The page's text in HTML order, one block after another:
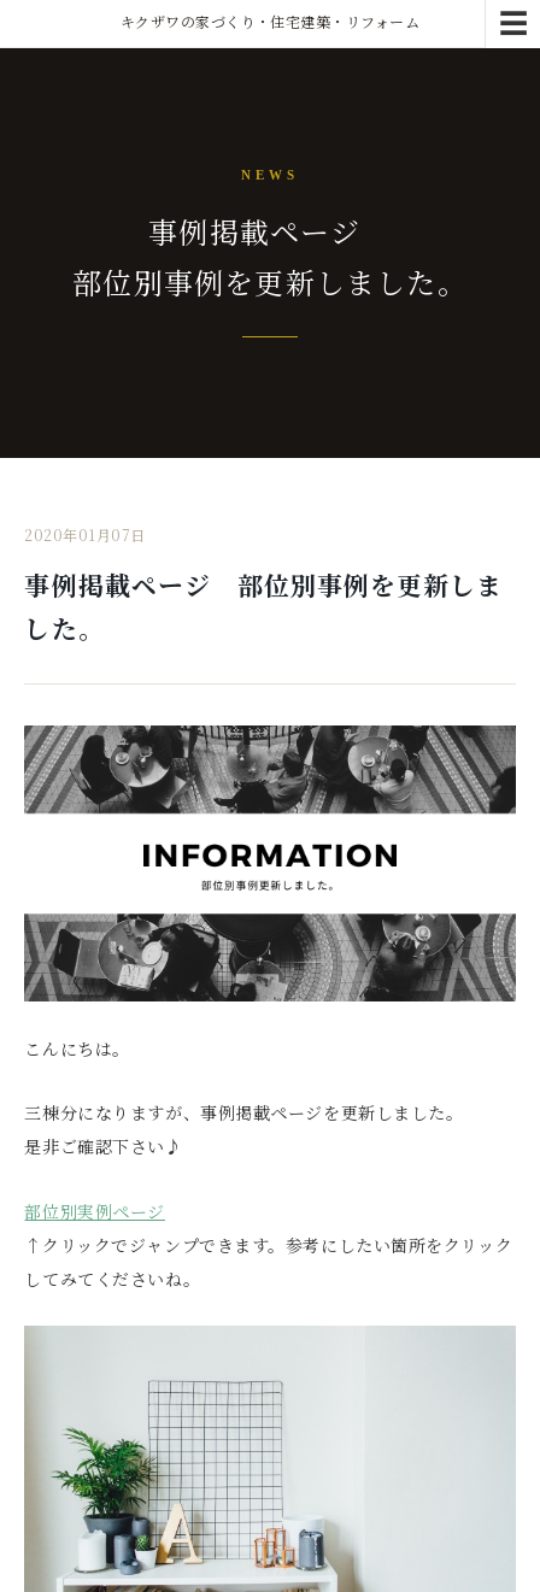
☰
キクザワの家づくり・住宅建築・リフォーム
NEWS
事例掲載ページ
部位別事例を更新しました。
2020年01月07日
事例掲載ページ 部位別事例を更新しま
した。
こんにちは。
三棟分になりますが、事例掲載ページを更新しました。
是非ご確認下さい♪
部位別実例ページ
↑クリックでジャンプできます。参考にしたい箇所をクリック
してみてくださいね。